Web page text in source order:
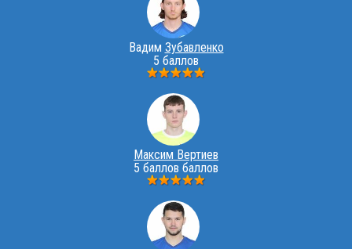
Вадим Зубавленко
5 баллов
Максим Вертиев
5 баллов баллов